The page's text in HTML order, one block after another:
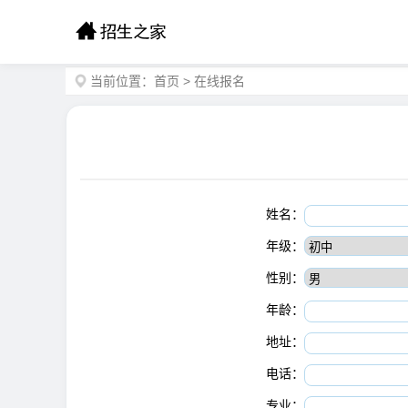
当前位置： 首页 > 在线报名
姓名：
年级：
性别：
年龄：
地址：
电话：